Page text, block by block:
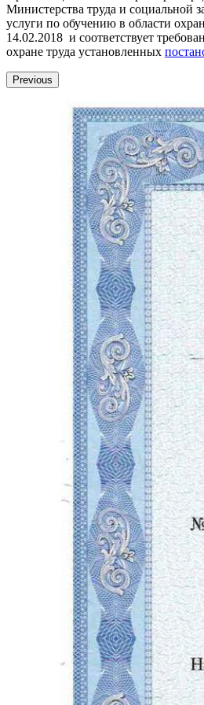
Министерства труда и
услуги по обучению в области
14.02.2018 и соответствует
охране труда установленных
Previous